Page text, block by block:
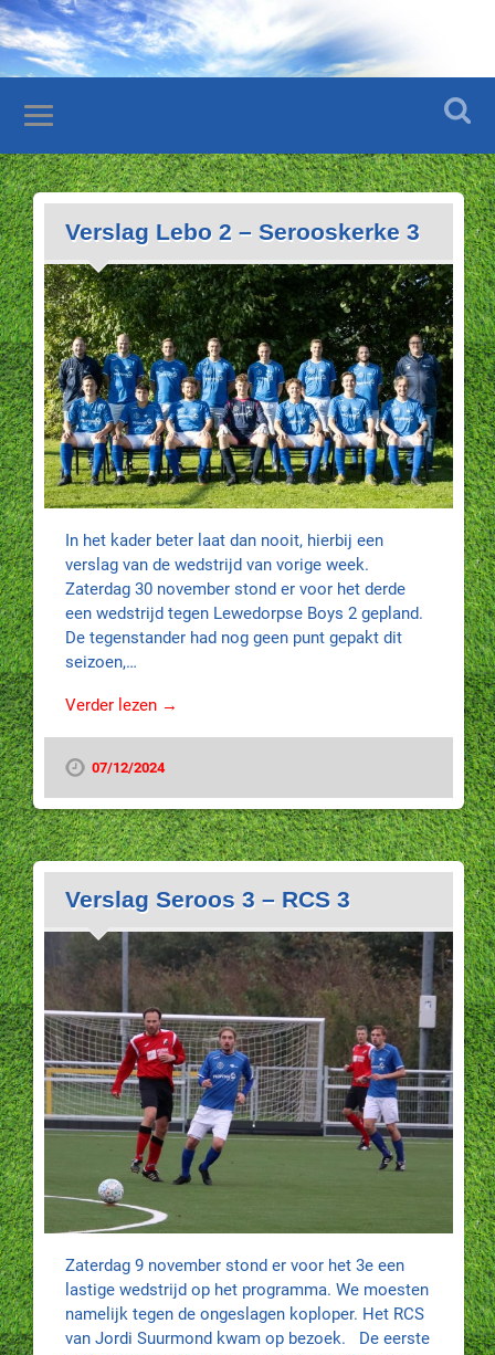
Verslag Lebo 2 – Serooskerke 3
In het kader beter laat dan nooit, hierbij een
verslag van de wedstrijd van vorige week.
Zaterdag 30 november stond er voor het derde
een wedstrijd tegen Lewedorpse Boys 2 gepland.
De tegenstander had nog geen punt gepakt dit
seizoen,…
Verder lezen →
07/12/2024
Verslag Seroos 3 – RCS 3
Zaterdag 9 november stond er voor het 3e een
lastige wedstrijd op het programma. We moesten
namelijk tegen de ongeslagen koploper. Het RCS
van Jordi Suurmond kwam op bezoek. De eerste